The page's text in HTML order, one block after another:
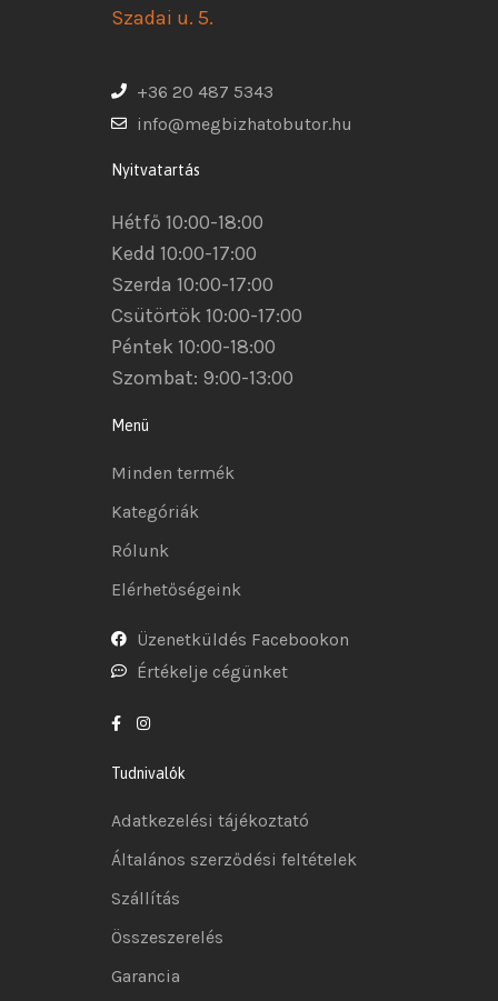
Szadai u. 5.
+36 20 487 5343
info@megbizhatobutor.hu
Nyitvatartás
Hétfő 10:00-18:00
Kedd 10:00-17:00
Szerda 10:00-17:00
Csütörtök 10:00-17:00
Péntek 10:00-18:00
Szombat: 9:00-13:00
Menü
Minden termék
Kategóriák
Rólunk
Elérhetőségeink
Üzenetküldés Facebookon
Értékelje cégünket
Tudnivalók
Adatkezelési tájékoztató
Általános szerződési feltételek
Szállítás
Összeszerelés
Garancia